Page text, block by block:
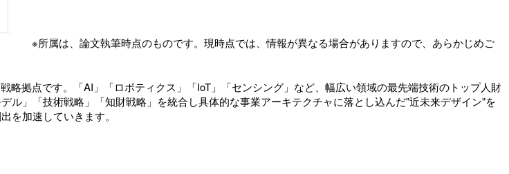
※所属は、論文執筆時点のものです。現時点では、情報が異なる場合がありますので、あらかじめご
拠点です。「AI」「ロボティクス」「IoT」「センシング」など、幅広い領域の最先端技術のトップ人財
」「技術戦略」「知財戦略」を統合し具体的な事業アーキテクチャに落とし込んだ"近未来デザイン"を
を加速していきます。